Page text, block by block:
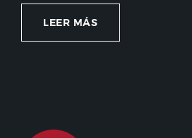
LEER MÁS